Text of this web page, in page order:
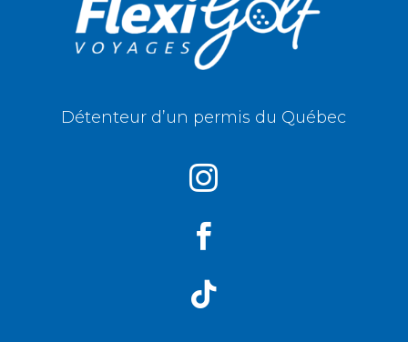
Détenteur d’un permis du Québec


